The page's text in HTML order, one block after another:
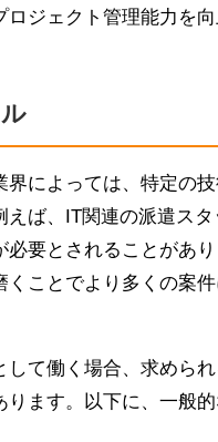
ロジェクト管理能力を
界によっては、特定の
えば、IT関連の派遣ス
必要とされることがあ
くことでより多くの案
して働く場合、求めら
ります。以下に、一般